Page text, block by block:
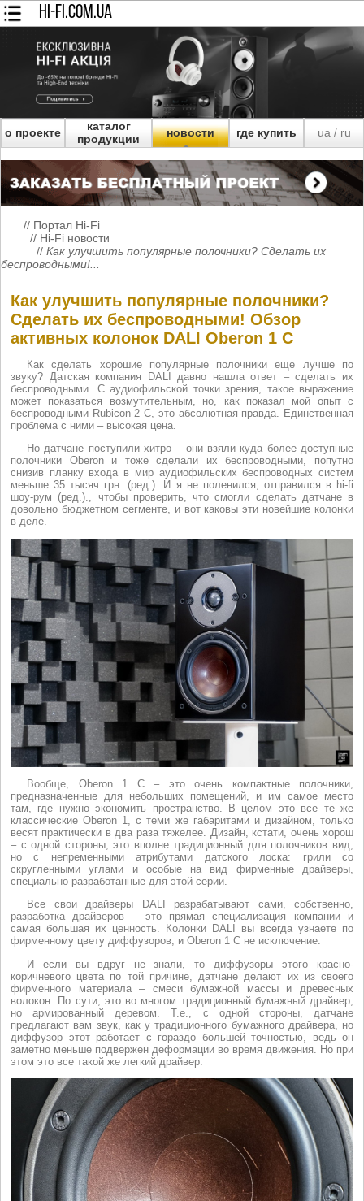
HI-FI.COM.UA
о проекте
каталог
продукции
новости где купить ua/ ru
// Портал Hi-Fi
// Hi-Fi новости
// Как улучшить популярные полочники? Сделать их
беспроводными!...
Как улучшить популярные полочники?
Сделать их беспроводными! Обзор
активных колонок DALI Oberon 1 C
Как сделать хорошие популярные полочники еще лучше по
звуку? Датская компания DALI давно нашла ответ – сделать их
беспроводными. С аудиофильской точки зрения, такое выражение
может показаться возмутительным, но, как показал мой опыт с
беспроводными Rubicon 2 C, это абсолютная правда. Единственная
проблема с ними – высокая цена.
Но датчане поступили хитро – они взяли куда более доступные
полочники Oberon и тоже сделали их беспроводными, попутно
снизив планку входа в мир аудиофильских беспроводных систем
меньше 35 тысяч грн. (ред.). И я не поленился, отправился в hi-fi
шоу-рум (ред.)., чтобы проверить, что смогли сделать датчане в
довольно бюджетном сегменте, и вот каковы эти новейшие колонки
в деле.
Вообще, Oberon 1 C – это очень компактные полочники,
предназначенные для небольших помещений, и им самое место
там, где нужно экономить пространство. В целом это все те же
классические Oberon 1, c теми же габаритами и дизайном, только
весят практически в два раза тяжелее. Дизайн, кстати, очень хорош
– с одной стороны, это вполне традиционный для полочников вид,
но с непременными атрибутами датского лоска: грили со
скругленными углами и особые на вид фирменные драйверы,
специально разработанные для этой серии.
Все свои драйверы DALI разрабатывают сами, собственно,
разработка драйверов – это прямая специализация компании и
самая большая их ценность. Колонки DALI вы всегда узнаете по
фирменному цвету диффузоров, и Oberon 1 С не исключение.
И если вы вдруг не знали, то диффузоры этого красно-
коричневого цвета по той причине, датчане делают их из своего
фирменного материала – смеси бумажной массы и древесных
волокон. По сути, это во многом традиционный бумажный драйвер,
но армированный деревом. Т.е., с одной стороны, датчане
предлагают вам звук, как у традиционного бумажного драйвера, но
диффузор этот работает с гораздо большей точностью, ведь он
заметно меньше подвержен деформации во время движения. Но при
этом это все такой же легкий драйвер.